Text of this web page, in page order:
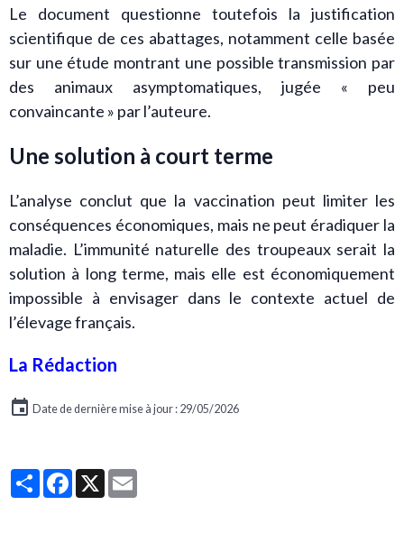
Le document questionne toutefois la justification
scientifique de ces abattages, notamment celle basée
sur une étude montrant une possible transmission par
des animaux asymptomatiques, jugée « peu
convaincante » par l’auteure.
Une solution à court terme
L’analyse conclut que la vaccination peut limiter les
conséquences économiques, mais ne peut éradiquer la
maladie. L’immunité naturelle des troupeaux serait la
solution à long terme, mais elle est économiquement
impossible à envisager dans le contexte actuel de
l’élevage français.
La Rédaction
Date de dernière mise à jour : 29/05/2026
PartagerFacebook
X